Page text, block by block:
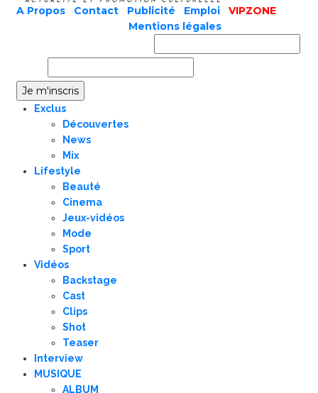
A Propos Contact Publicité Emploi
VIPZONE
Mentions légales
Exclus
Découvertes
News
Mix
Lifestyle
Beauté
Cinema
Jeux-vidéos
Mode
Sport
Vidéos
Backstage
Cast
Clips
Shot
Teaser
Interview
MUSIQUE
ALBUM